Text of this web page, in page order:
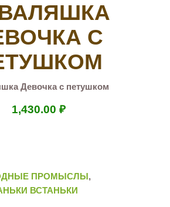
С
Девочка с петушком
1,430.00 ₽
ПРОМЫСЛЫ,
ВСТАНЬКИ